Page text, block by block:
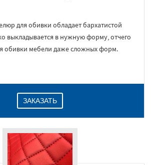
для обивки обладает бархатистой
выкладывается в нужную форму, отчего
обивки мебели даже сложных форм.
ЗАКАЗАТЬ